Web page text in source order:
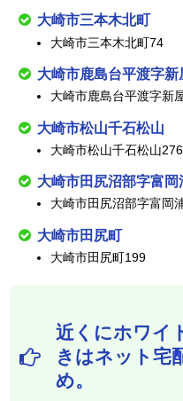
大崎市三本木北町
大崎市三本木北町74
大崎市鹿島台平渡字新
大崎市鹿島台平渡字新
大崎市松山千石松山
大崎市松山千石松山276
大崎市田尻沼部字富岡
大崎市田尻沼部字富岡
大崎市田尻町
大崎市田尻町199
近くにホワイ
きはネット宅
め。